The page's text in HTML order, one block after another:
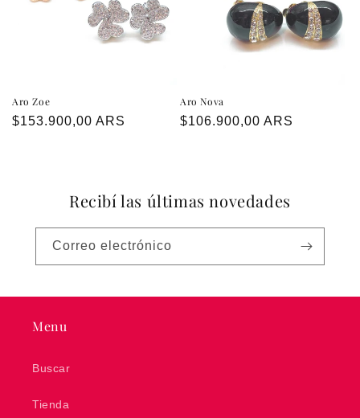
Aro Zoe
Precio
$153.900,00 ARS
Aro Nova
Precio
$106.900,00 ARS
Recibí las últimas novedades
Correo electrónico
Menu
Buscar
Tienda